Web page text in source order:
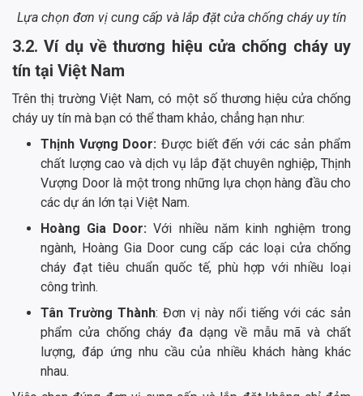
Lựa chọn đơn vị cung cấp và lắp đặt cửa chống cháy uy tín
3.2. Ví dụ về thương hiệu cửa chống cháy uy
tín tại Việt Nam
Trên thị trường Việt Nam, có một số thương hiệu cửa chống
cháy uy tín mà bạn có thể tham khảo, chẳng hạn như:
Thịnh Vượng Door: Được biết đến với các sản phẩm
chất lượng cao và dịch vụ lắp đặt chuyên nghiệp, Thịnh
Vượng Door là một trong những lựa chọn hàng đầu cho
các dự án lớn tại Việt Nam.
Hoàng Gia Door:Với nhiều năm kinh nghiệm trong
ngành, Hoàng Gia Door cung cấp các loại cửa chống
cháy đạt tiêu chuẩn quốc tế, phù hợp với nhiều loại
công trình.
Tân Trường Thành: Đơn vị này nổi tiếng với các sản
phẩm cửa chống cháy đa dạng về mẫu mã và chất
lượng, đáp ứng nhu cầu của nhiều khách hàng khác
nhau.